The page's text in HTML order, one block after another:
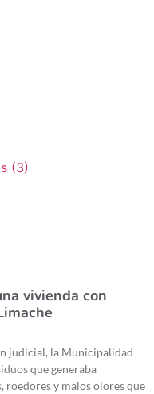
vivienda con
judicial, la Municipalidad
que generaba
roedores y malos olores que